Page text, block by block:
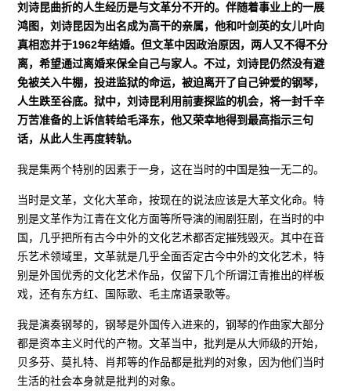
刘诗昆曲折的人生经历是与文革分不开的。伴随着事业上的一展
鸿图，刘诗昆因为出名成为高干的亲属，他和叶剑英的女儿叶向
真相恋并于1962年结婚。但文革中因政治原因，两人又不得不分
离，希望通过离婚来保全自己与家人。不过，刘诗昆仍然没有避
免被关入牛棚，投进监狱的命运，被迫离开了自己钟爱的钢琴，
人生跌至谷底。狱中，刘诗昆利用前妻探监的机会，将一封千辛
万苦准备的上诉信转给毛泽东，他又荣幸地得到最高指示三句
话，从此人生再度转轨。
我是集两个特别的因素于一身，这在当时的中国是独一无二的。
当时是文革，文化大革命，按现在的说法应该是大革文化命。特
别是文革作为江青在文化方面等所导演的闹剧狂剧，在当时的中
国，几乎把所有古今中外的文化艺术都否定摧残毁灭。其中在音
乐艺术领域里，文革就是几乎全面否定古今中外的文化艺术，特
别是外国优秀的文化艺术作品，仅留下几个所谓江青推出的样板
戏，还有东方红、国际歌、毛主席语录歌等。
我是演奏钢琴的，钢琴是外国传入进来的，钢琴的作曲家大部分
都是资本主义时代的产物。文革当中，批判是从大师级的开始，
贝多芬、莫扎特、肖邦等的作品都是批判的对象，因为他们当时
生活的社会本身就是批判的对象。